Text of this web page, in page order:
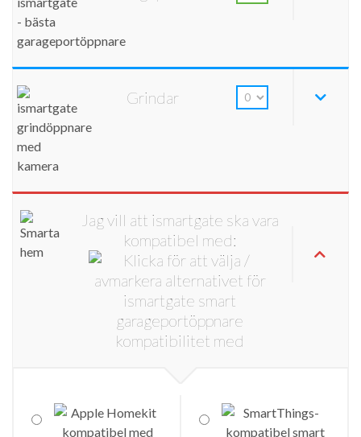
Grindar
Jag vill att ismartgate ska vara
kompatibel med: